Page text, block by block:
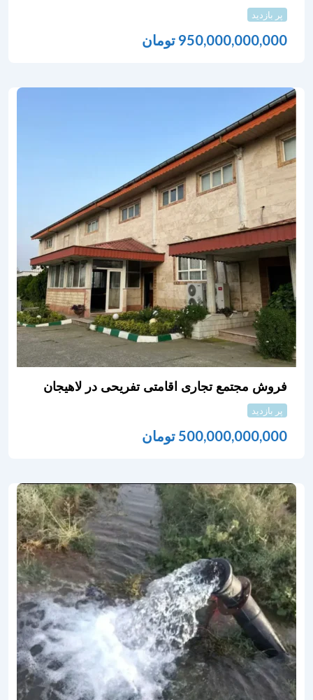
پر بازدید
950,000,000,000 تومان
فروش مجتمع تجاری اقامتی تفریحی در لاهیجان
پر بازدید
500,000,000,000 تومان